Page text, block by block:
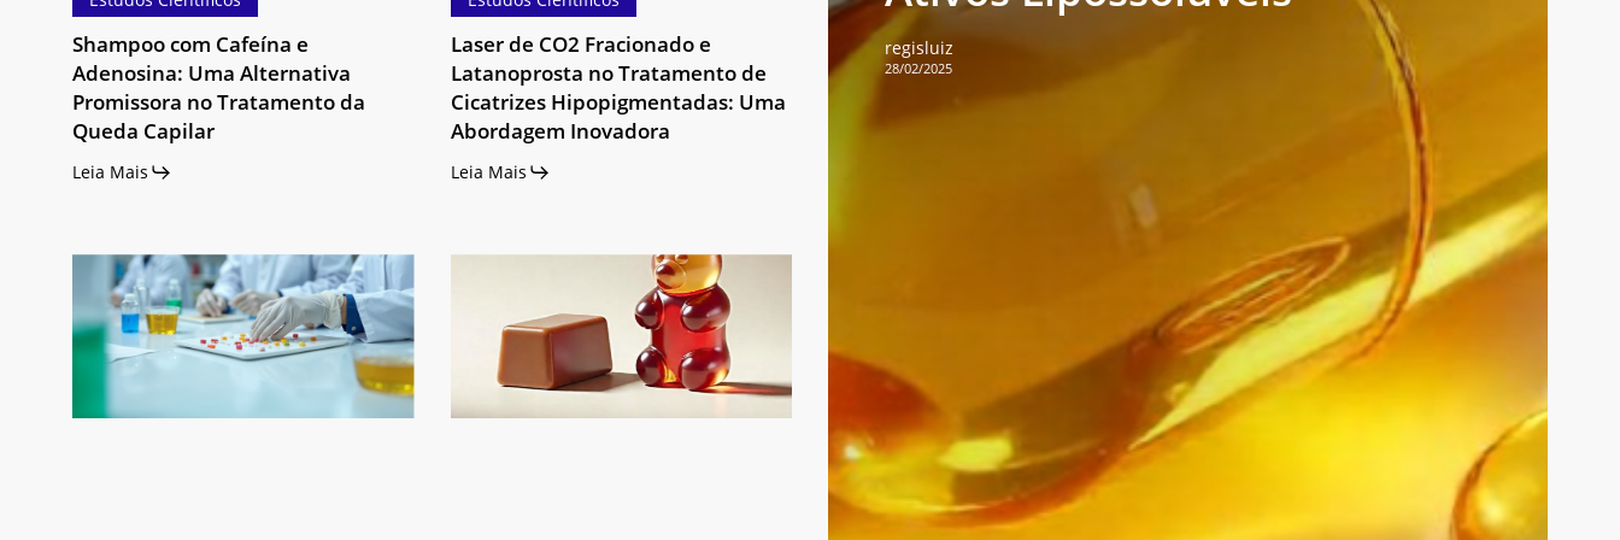
da
Queda
Capilar
Shampoo com Cafeína e
Adenosina: Uma Alternativa
Promissora no Tratamento da
Queda Capilar
Leia Mais
Hipopigmentadas:
Uma
Abordagem
Inovadora
Laser de CO2 Fracionado e
Latanoprosta no Tratamento de
Cicatrizes Hipopigmentadas: Uma
Abordagem Inovadora
Leia Mais
regisluiz
28/02/2025
Como
abrir
uma
farmácia
manipulação:
oferecer
creatina
forma